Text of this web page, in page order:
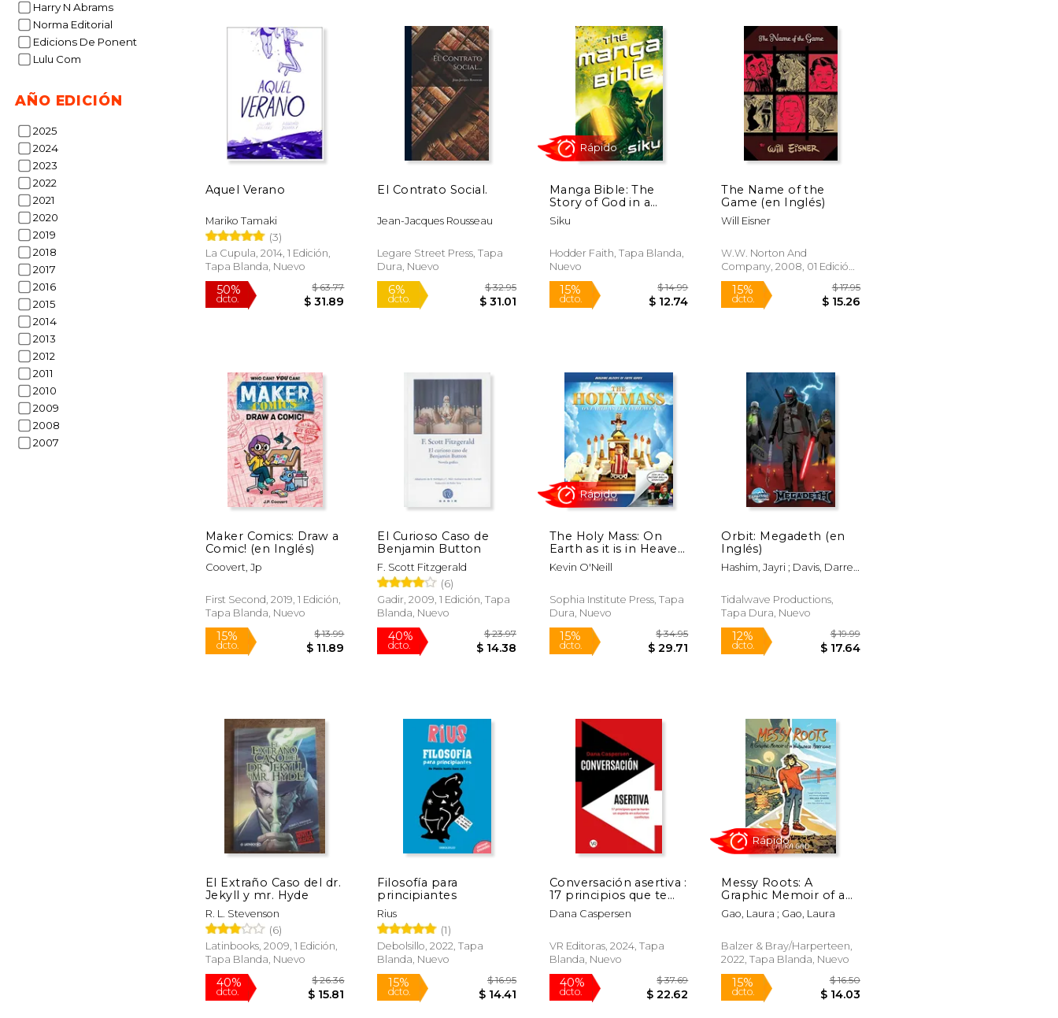
Harry N Abrams
Norma Editorial
Edicions De Ponent
Lulu Com
AÑO EDICIÓN
2025
2024
2023
2022
2021
2020
2019
2018
2017
2016
2015
2014
2013
2012
2011
2010
2009
2008
2007
dcto.
50%
dcto.
50%
dcto.
$ 87.00
$ 43.50
40%
dcto.
Aquel Verano
Mariko Tamaki
(3)
La Cupula, 2014, 1 Edición,
Tapa Blanda, Nuevo
dcto. $ 31.89
El Contrato Social.
Jean-Jacques Rousseau
Legare Street Press, Tapa
Dura, Nuevo
dcto. $ 31.01
Manga Bible: The
Story of God in a
Graphic Novel (en
Inglés)
Siku
Hodder Faith, Tapa Blanda,
Nuevo
dcto. $ 12.74
The Name of the
Game (en Inglés)
Will Eisner
W.W. Norton And
Company, 2008, 01 Edición,
Tapa Blanda, Nuevo
dcto.
Maker Comics: Draw a
Comic! (en Inglés)
Coovert, Jp
First Second, 2019, 1 Edición,
Tapa Blanda, Nuevo
dcto.
$ 13.99
$ 11.89
El Curioso Caso de
Benjamin Button
F. Scott Fitzgerald
(6)
Gadir, 2009, 1 Edición, Tapa
Blanda, Nuevo
$ 23.97
$ 14.38
The Holy Mass: On
Earth as it is in Heaven
(Building Blocks of
Faith Series) (en
Kevin O'Neill
Sophia Institute Press, Tapa
Dura, Nuevo
dcto.
$ 34.95
$ 29.71
Orbit: Megadeth (en
Inglés)
Hashim, Jayri ; Davis, Darren
Tidalwave Productions,
Tapa Dura, Nuevo
dcto.
El Extraño Caso del dr.
Jekyll y mr. Hyde
R. L. Stevenson
(6)
Latinbooks, 2009, 1 Edición,
Tapa Blanda, Nuevo
Filosofía para
principiantes
Rius
(1)
Debolsillo, 2022, Tapa
Blanda, Nuevo
Conversación asertiva :
17 principios que te
harán un experto en
solucionar conflictos
Dana Caspersen
VR Editoras, 2024, Tapa
Blanda, Nuevo
Messy Roots: A
Graphic Memoir of a
Wuhanese American
(en Inglés)
Gao, Laura ; Gao, Laura
Balzer & Bray/Harperteen,
2022, Tapa Blanda, Nuevo